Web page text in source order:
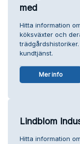
med
Hitta information
köksväxter och
kundtjänst.
Mer info
Lindblom
Hitta information